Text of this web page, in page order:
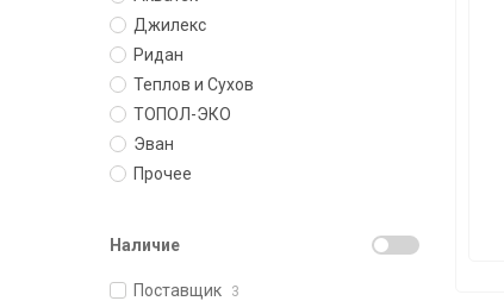
Джилекс
Ридан
Теплов и Сухов
ТОПОЛ-ЭКО
Эван
Прочее
Наличие
Поставщик 3